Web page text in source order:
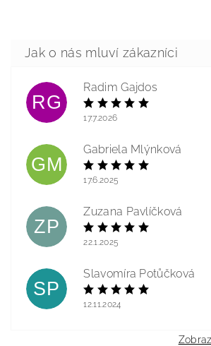
RG
Radim Gajdos
17.7.2026
GM
Gabriela Mlýnková
17.6.2025
ZP
Zuzana Pavlíčková
22.1.2025
SP
Slavomíra Potůčková
12.11.2024